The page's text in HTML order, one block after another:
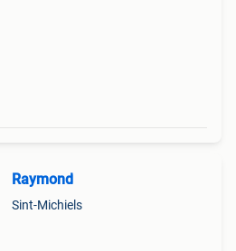
Raymond
Sint-Michiels